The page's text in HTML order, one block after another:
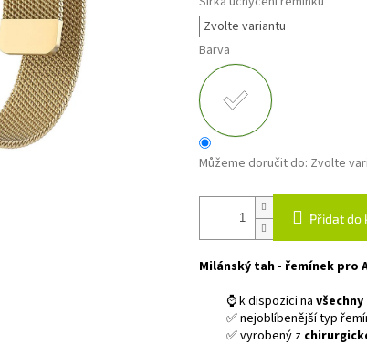
Barva
Můžeme doručit do: Zvolte
Přidat do
Milánský tah - řemínek pro
⌚ k dispozici na
✅ nejoblíbenější typ
✅ vyrobený z